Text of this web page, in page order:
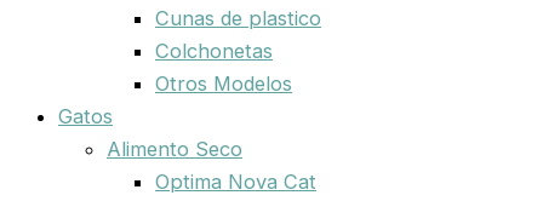
Cunas de plastico
Colchonetas
Otros Modelos
Gatos
Alimento Seco
Optima Nova Cat